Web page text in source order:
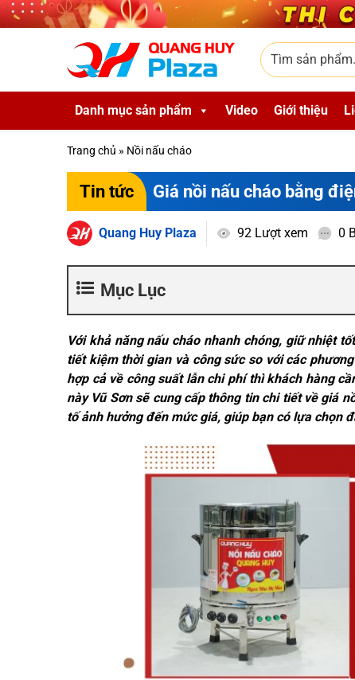
Skip to main content
Tìm sản phẩm
Danh mục sản phẩm Video Giới thiệu
Trang chủ » Nồi nấu cháo
Tin tức Giá nồi nấu cháo bằng
Quang Huy Plaza 92 Lượt xem 0
Mục Lục
Với khả năng nấu cháo nhanh chóng, giữ nhiệt
tiết kiệm thời gian và công sức so với các
hợp cả về công suất lẫn chi phí thì khách hàng
này Vũ Sơn sẽ cung cấp thông tin chi tiết về giá
tố ảnh hưởng đến mức giá, giúp bạn có lựa chọn